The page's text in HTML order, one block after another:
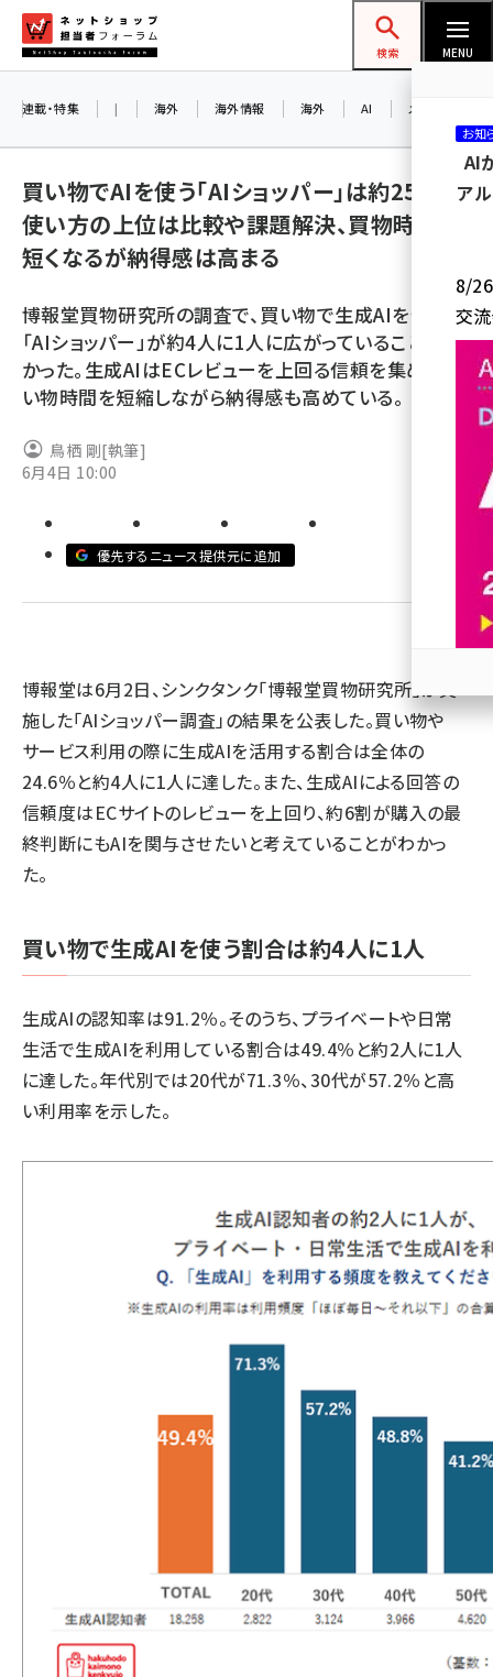
ン
ネットショップ担当者フォーラム
検索 MENU
amazon (2259)
楽天 (1874)
ecbeing (1211)
アスクル (1122)
base (1083)
revico (744)
連載・特集 | 海外 海外情報 海外 AI メタバース
買い物でAIを使う「AIショッパー」は約25%。
使い方の上位は比較や課題解決、買物時間は
短くなるが納得感は高まる
博報堂買物研究所の調査で、買い物で生成AIを使う
「AIショッパー」が約4人に1人に広がっていることがわ
かった。生成AIはECレビューを上回る信頼を集め、買
い物時間を短縮しながら納得感も高めている。
鳥栖 剛[執筆]
6月4日 10:00
優先するニュース提供元に追加
博報堂は6月2日、シンクタンク「博報堂買物研究所」が実
施した「AIショッパー調査」の結果を公表した。買い物や
サービス利用の際に生成AIを活用する割合は全体の
24.6％と約4人に1人に達した。また、生成AIによる回答の
信頼度はECサイトのレビューを上回り、約6割が購入の最
終判断にもAIを関与させたいと考えていることがわかっ
た。
買い物で生成AIを使う割合は約4人に1人
生成AIの認知率は91.2％。そのうち、プライベートや日常
生活で生成AIを利用している割合は49.4％と約2人に1人
に達した。年代別では20代が71.3％、30代が57.2％と高
い利用率を示した。
お知
AI
ア
8/26
交
参